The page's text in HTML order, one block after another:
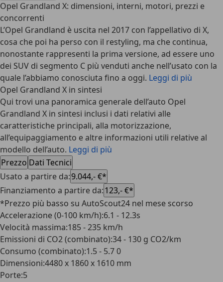
Opel Grandland X: dimensioni, interni, motori, prezzi e
concorrenti
L’Opel Grandland è uscita nel 2017 con l’appellativo di X,
cosa che poi ha perso con il restyling, ma che continua,
nonostante rappresenti la prima versione, ad essere uno
dei SUV di segmento C più venduti anche nell’usato con la
quale l’abbiamo conosciuta fino a oggi. Leggi di più
Opel Grandland X in sintesi
Qui trovi una panoramica generale dell’auto Opel
Grandland X in sintesi inclusi i dati relativi alle
caratteristiche principali, alla motorizzazione,
all’equipaggiamento e altre informazioni utili relative al
modello dell’auto. Leggi di più
Prezzo Dati Tecnici
Usato a partire da:9.044,- €*
Finanziamento a partire da:123,- €*
*Prezzo più basso su AutoScout24 nel mese scorso
Accelerazione (0-100 km/h):6.1 - 12.3s
Velocità massima:185 - 235 km/h
Emissioni di CO2 (combinato):34 - 130 g CO2/km
Consumo (combinato):1.5 - 5.7 0
Dimensioni:4480 x 1860 x 1610 mm
Porte:5